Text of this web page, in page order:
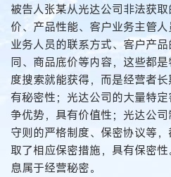
被告人张某从光达公司非法获
价、产品性能、客户业务主管
业务人员的联系方式、客户产
同、商品底价等内容，这些都
度搜索就能获得，而是经营者
有秘密性；光达公司的大量特
争优势，具有价值性；光达公
守则的严格制度、保密协议等
取了相应保密措施，具有保密
息属于经营秘密。